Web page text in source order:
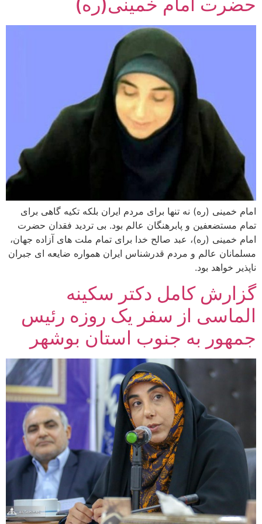
امام خمینی (ره) نه تنها برای مردم ایران بلکه تکیه گاهی برای
تمام مستضعفین و پابرهنگان عالم بود. بی تردید فقدان حضرت
امام خمینی (ره)، عبد صالح خدا برای تمام ملت های آزاده جهان،
مسلمانان عالم و مردم قدرشناس ایران همواره ضایعه ای جبران
‌ناپذیر خواهد بود.
گزارش کامل دکتر سکینه
الماسی از سفر یک روزه رئیس
جمهور به جنوب استان بوشهر